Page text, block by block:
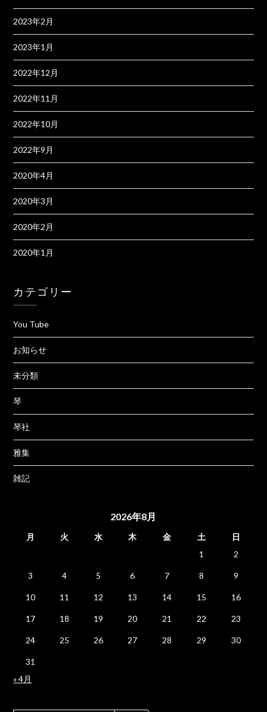
2023年2月
2023年1月
2022年12月
2022年11月
2022年10月
2022年9月
2020年4月
2020年3月
2020年2月
2020年1月
カテゴリー
You Tube
お知らせ
未分類
琴
琴社
雅集
雑記
2026年8月
月 火 水 木 金 土
日
1
2
3 4 5 6 7 8 9
10 11 12 13 14 15 16
17 18 19 20 21 22 23
24 25 26 27 28 29 30
31
« 4月